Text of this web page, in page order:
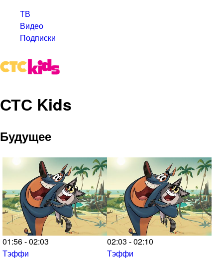
ТВ
Видео
Подписки
СТС Kids
Будущее
01:56 - 02:03
Тэффи
02:03 - 02:10
Тэффи